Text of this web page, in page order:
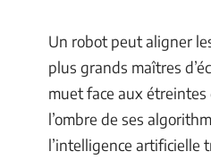
Un robot peut aligner
plus grands maîtres
muet face aux
l’ombre de ses
l’intelligence artificielle